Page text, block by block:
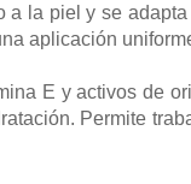
a la piel y se
aplicación
E y activos de
Permite